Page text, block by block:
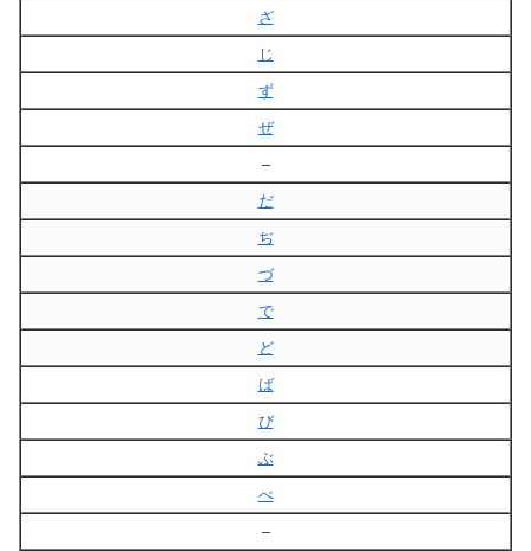
ざ
じ
ず
ぜ
–
だ
ぢ
づ
で
ど
ば
び
ぶ
べ
–